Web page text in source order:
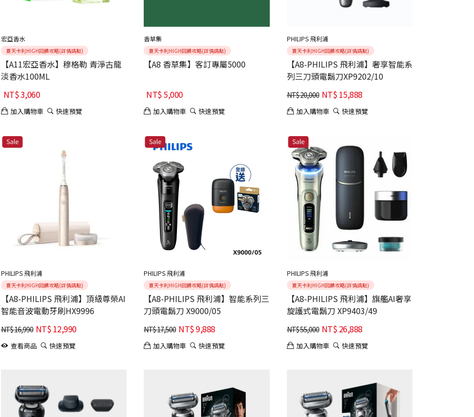
宏亞香水
夏天卡利HIGH回饋攻略(詳情請點)
【A11宏亞香水】穆格勒 青淨古龍
淡香水100ML
NT$3,060
加入購物車 快速預覽
香草集
夏天卡利HIGH回饋攻略(詳情請點)
【A8 香草集】客訂專屬5000
NT$5,000
加入購物車 快速預覽
PHILIPS 飛利浦
夏天卡利HIGH回饋攻略(詳情請點)
【A8-PHILIPS 飛利浦】奢享智能系
列三刀頭電鬍刀XP9202/10
NT$20,000 NT$15,888
加入購物車 快速預覽
PHILIPS 飛利浦
夏天卡利HIGH回饋攻略(詳情請點)
【A8-PHILIPS 飛利浦】頂級尊榮AI
智能音波電動牙刷HX9996
NT$16,990 NT$12,990
查看商品 快速預覽
PHILIPS 飛利浦
夏天卡利HIGH回饋攻略(詳情請點)
【A8-PHILIPS 飛利浦】智能系列三
刀頭電鬍刀 X9000/05
NT$17,500 NT$9,888
加入購物車 快速預覽
PHILIPS 飛利浦
夏天卡利HIGH回饋攻略(詳情請點)
【A8-PHILIPS 飛利浦】旗艦AI奢享
旋護式電鬍刀 XP9403/49
NT$55,000 NT$26,888
加入購物車 快速預覽